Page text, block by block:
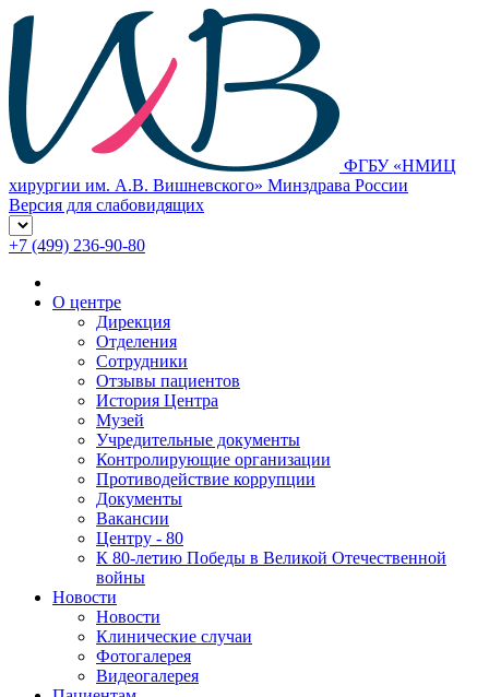
ФГБУ «НМИЦ
хирургии им. А.В. Вишневского» Минздрава России
Версия для слабовидящих
+7 (499) 236-90-80
О центре
Дирекция
Отделения
Сотрудники
Отзывы пациентов
История Центра
Музей
Учредительные документы
Контролирующие организации
Противодействие коррупции
Документы
Вакансии
Центру - 80
К 80-летию Победы в Великой Отечественной
войны
Новости
Новости
Клинические случаи
Фотогалерея
Видеогалерея